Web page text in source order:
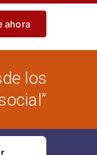
ahora
los